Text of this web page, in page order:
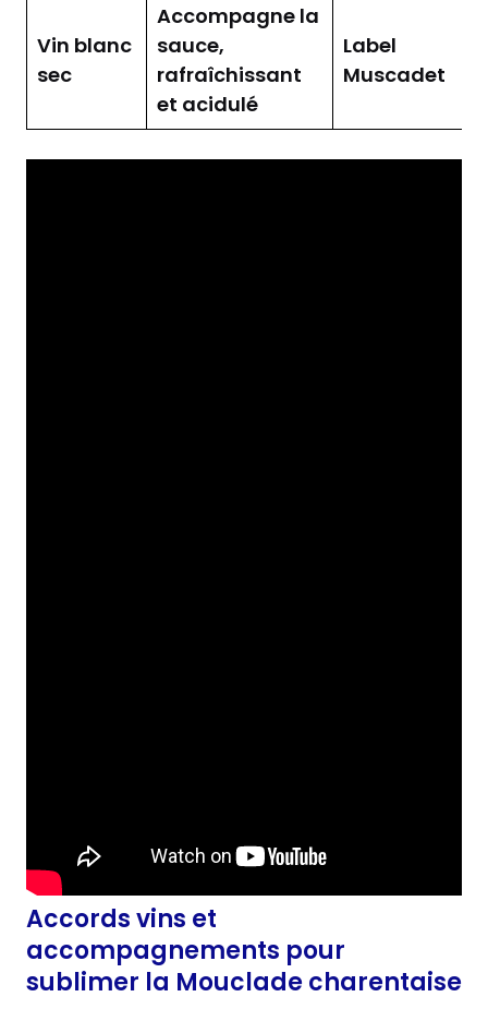
Vin blanc
sec
Accompagne la
sauce,
rafraîchissant
et acidulé
Label
Muscadet
Accords vins et
accompagnements pour
sublimer la Mouclade charentaise